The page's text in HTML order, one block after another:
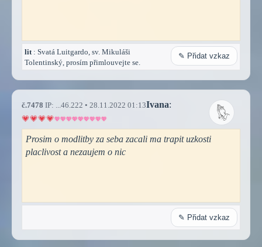
lit : Svatá Luitgardo, sv. Mikuláši
Tolentinský, prosím přimlouvejte se.
✎ Přidat vzkaz
č.7478 IP: ...46.222 • 28.11.2022 01:13Ivana:
Prosim o modlitby za seba zacali ma trapit uzkosti
placlivost a nezaujem o nic
✎ Přidat vzkaz